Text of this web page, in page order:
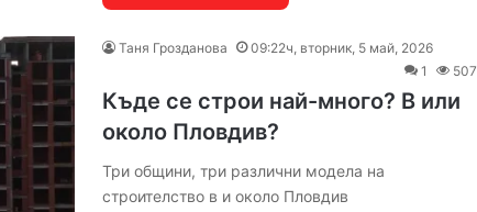
Таня Грозданова
09:22ч, вторник, 5 май, 2026
1
507
Къде се строи най-много? В или
около Пловдив?
Три общини, три различни модела на
строителство в и около Пловдив